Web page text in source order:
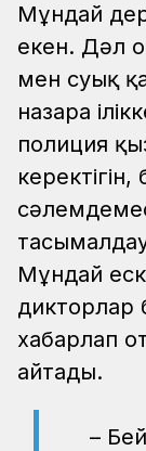
Мұндай
екен. Дәл
мен суық
назарға
полиция
Мұндай
дикторлар
хабарлап
айтады.
–